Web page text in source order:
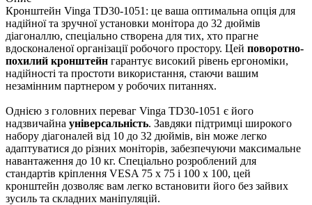
Кронштейн Vinga TD30-1051: це ваша оптимальна опція для
надійної та зручної установки монітора до 32 дюймів
діагоналлю, спеціально створена для тих, хто прагне
вдосконаленої організації робочого простору. Цей поворотно-
похилий кронштейн гарантує високий рівень ергономіки,
надійності та простоти використання, стаючи вашим
незамінним партнером у робочих питаннях.
Однією з головних переваг Vinga TD30-1051 є його
надзвичайна універсальність. Завдяки підтримці широкого
набору діагоналей від 10 до 32 дюймів, він може легко
адаптуватися до різних моніторів, забезпечуючи максимальне
навантаження до 10 кг. Спеціально розроблений для
стандартів кріплення VESA 75 x 75 і 100 x 100, цей
кронштейн дозволяє вам легко встановити його без зайвих
зусиль та складних маніпуляцій.